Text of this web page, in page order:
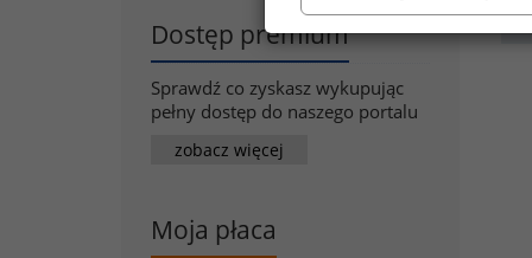
Dostęp premium
Sprawdź co zyskasz wykupując
pełny dostęp do naszego portalu
zobacz więcej
Moja płaca